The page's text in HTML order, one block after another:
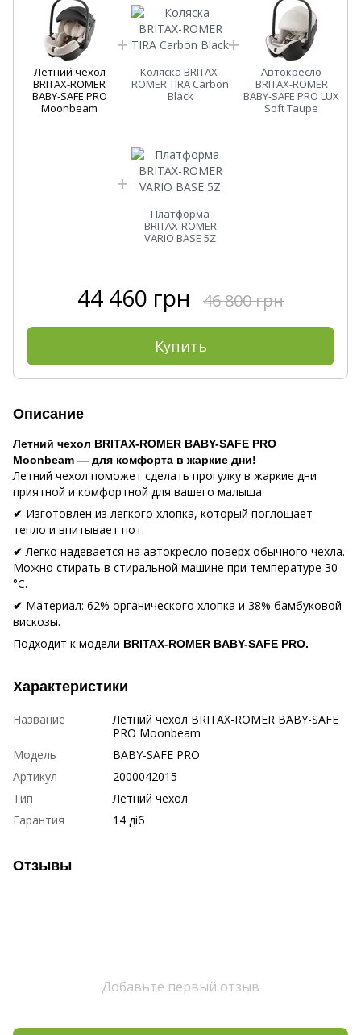
Летний чехол
BRITAX-ROMER
BABY-SAFE PRO
Moonbeam
Коляска BRITAX-
ROMER TIRA Carbon
Black
Автокресло
BRITAX-ROMER
BABY-SAFE PRO LUX
Soft Taupe
Платформа
BRITAX-ROMER
VARIO BASE 5Z
44 460 грн 46 800 грн
Купить
Описание
Летний чехол BRITAX-ROMER BABY-SAFE PRO
Moonbeam — для комфорта в жаркие дни!
Летний чехол поможет сделать прогулку в жаркие дни
приятной и комфортной для вашего малыша.
✔ Изготовлен из легкого хлопка, который поглощает
тепло и впитывает пот.
✔ Легко надевается на автокресло поверх обычного чехла.
Можно стирать в стиральной машине при температуре 30
°C.
✔ Материал: 62% органического хлопка и 38% бамбуковой
вискозы.
Подходит к модели BRITAX-ROMER BABY-SAFE PRO.
Характеристики
Название
Летний чехол BRITAX-ROMER BABY-SAFE
PRO Moonbeam
Модель
BABY-SAFE PRO
Артикул
2000042015
Тип
Летний чехол
Гарантия
14 діб
Отзывы
Добавьте первый отзыв